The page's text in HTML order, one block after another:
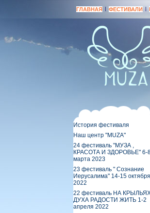
ГЛАВНАЯ | ФЕСТИВАЛИ |
История фестиваля
Наш центр "МUZA"
24 фестиваль "МУЗА ,
КРАСОТА И ЗДОРОВЬЕ" 6-
марта 2023
23 фестиваль " Сознание
Иерусалима" 14-15 октября
2022
22 фестиваль НА
ДУХА РАДОСТИ ЖИТЬ 1-2
апреля 2022